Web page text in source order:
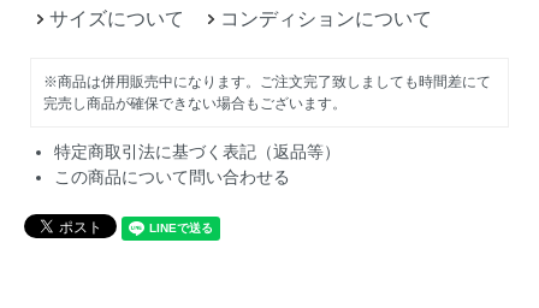
サイズについて コンディションについて
※商品は併用販売中になります。ご注文完了致しましても時間差にて
完売し商品が確保できない場合もございます。
特定商取引法に基づく表記（返品等）
この商品について問い合わせる